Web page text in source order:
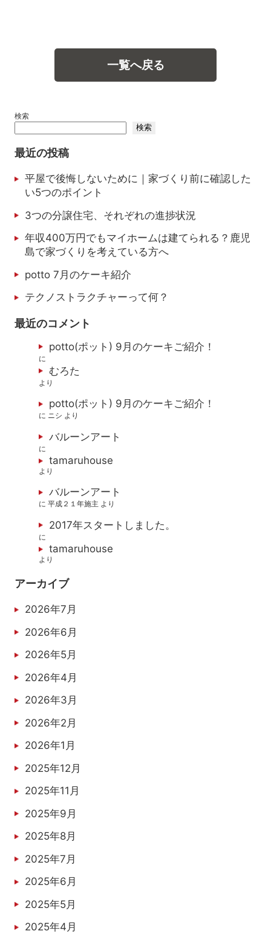
一覧へ戻る
検索
検索
最近の投稿
平屋で後悔しないために｜家づくり前に確認した
い5つのポイント
3つの分譲住宅、それぞれの進捗状況
年収400万円でもマイホームは建てられる？鹿児
島で家づくりを考えている方へ
potto 7月のケーキ紹介
テクノストラクチャーって何？
最近のコメント
potto(ポット) 9月のケーキご紹介！
に
むろた
より
potto(ポット) 9月のケーキご紹介！
に ニシ より
バルーンアート
に
tamaruhouse
より
バルーンアート
に平成２１年施主 より
2017年スタートしました。
に
tamaruhouse
より
アーカイブ
2026年7月
2026年6月
2026年5月
2026年4月
2026年3月
2026年2月
2026年1月
2025年12月
2025年11月
2025年9月
2025年8月
2025年7月
2025年6月
2025年5月
2025年4月